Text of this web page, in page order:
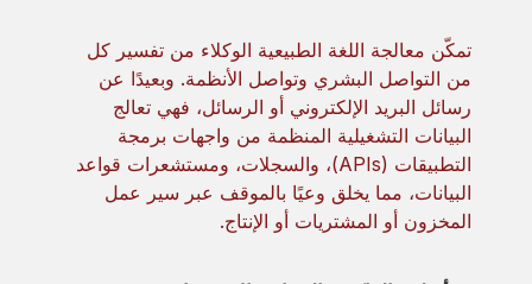
تمكّن معالجة اللغة الطبيعية الوكلاء من تفسير كل
من التواصل البشري وتواصل الأنظمة. وبعيدًا عن
رسائل البريد الإلكتروني أو الرسائل، فهي تعالج
البيانات التشغيلية المنظمة من واجهات برمجة
التطبيقات (APIs)، والسجلات، ومستشعرات قواعد
البيانات، مما يخلق وعيًا بالموقف عبر سير عمل
المخزون أو المشتريات أو الإنتاج.